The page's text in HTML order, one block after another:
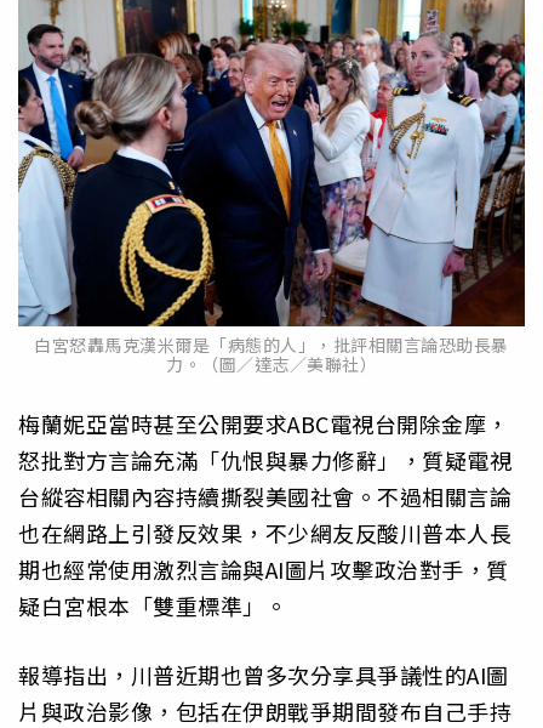
白宮怒轟馬克漢米爾是「病態的人」，批評相關言論恐助長暴
力。（圖／達志／美聯社）
梅蘭妮亞當時甚至公開要求ABC電視台開除金摩，
怒批對方言論充滿「仇恨與暴力修辭」，質疑電視
台縱容相關內容持續撕裂美國社會。不過相關言論
也在網路上引發反效果，不少網友反酸川普本人長
期也經常使用激烈言論與AI圖片攻擊政治對手，質
疑白宮根本「雙重標準」。
報導指出，川普近期也曾多次分享具爭議性的AI圖
片與政治影像，包括在伊朗戰爭期間發布自己手持